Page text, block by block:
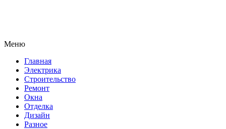
Меню
Главная
Электрика
Строительство
Ремонт
Окна
Отделка
Дизайн
Разное